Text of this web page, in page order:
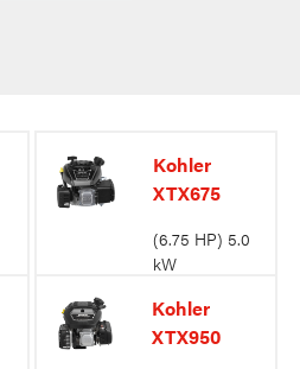
Kohler
XTX675
(6.75 HP) 5.0
kW
Kohler
XTX950